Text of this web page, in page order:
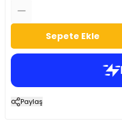
Sepete Ekle
Paylaş